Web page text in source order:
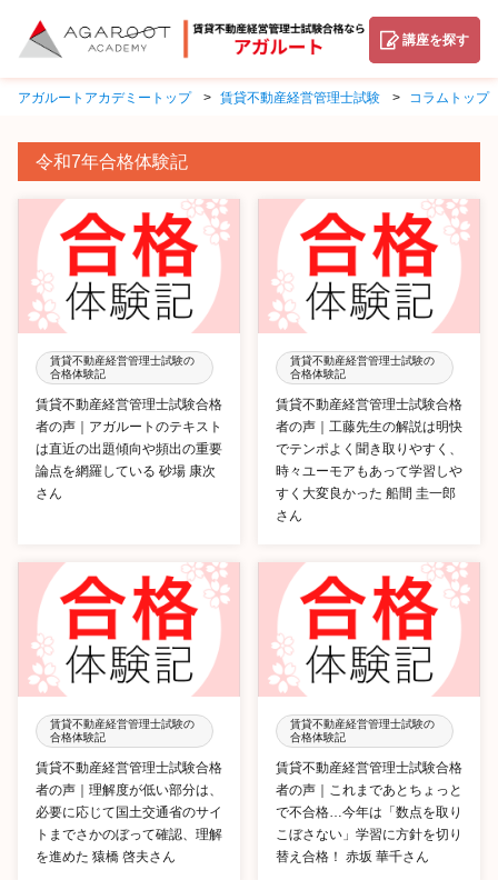
講座を探す
アガルートアカデミートップ 賃貸不動産経営管理士試験 コラムトップ
令和7年合格体験記
賃貸不動産経営管理士試験の
合格体験記
賃貸不動産経営管理士試験合格
者の声｜アガルートのテキスト
は直近の出題傾向や頻出の重要
論点を網羅している 砂場 康次
さん
賃貸不動産経営管理士試験の
合格体験記
賃貸不動産経営管理士試験合格
者の声｜工藤先生の解説は明快
でテンポよく聞き取りやすく、
時々ユーモアもあって学習しや
すく大変良かった 船間 圭一郎
さん
賃貸不動産経営管理士試験の
合格体験記
賃貸不動産経営管理士試験合格
者の声｜理解度が低い部分は、
必要に応じて国土交通省のサイ
トまでさかのぼって確認、理解
を進めた 猿橋 啓夫さん
賃貸不動産経営管理士試験の
合格体験記
賃貸不動産経営管理士試験合格
者の声｜これまであとちょっと
で不合格…今年は「数点を取り
こぼさない」学習に方針を切り
替え合格！ 赤坂 華千さん